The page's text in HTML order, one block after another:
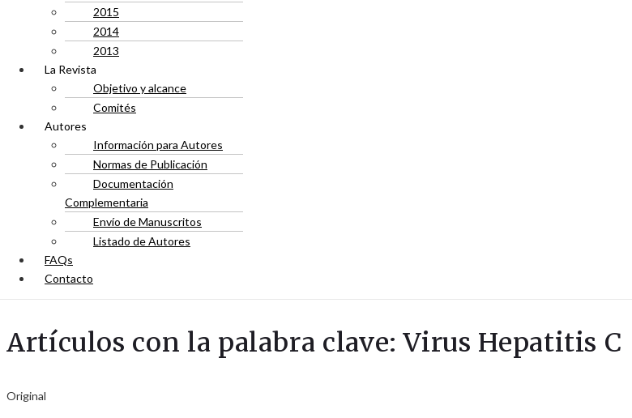
2015
2014
2013
La Revista
Objetivo y alcance
Comités
Autores
Información para Autores
Normas de Publicación
Documentación
Complementaria
Envío de Manuscritos
Listado de Autores
FAQs
Contacto
Artículos con la palabra clave: Virus Hepatitis C
Original